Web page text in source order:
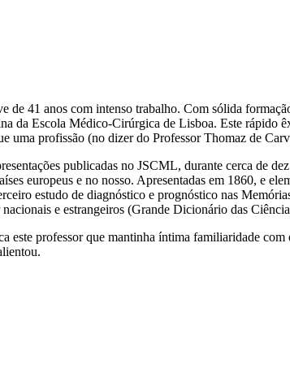
de 41 anos com intenso trabalho. Com sólida
da Escola Médico-Cirúrgica de Lisboa. Este rápido
uma profissão (no dizer do Professor Thomaz de
publicadas no JSCML, durante cerca de
europeus e no nosso. Apresentadas em 1860, e
estudo de diagnóstico e prognóstico nas
e estrangeiros (Grande Dicionário das
este professor que mantinha íntima familiaridade